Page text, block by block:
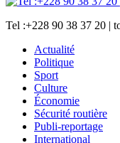
Tel :+228 90 38 37 20 |
Actualité
Politique
Sport
Culture
Économie
Sécurité routière
Publi-reportage
International